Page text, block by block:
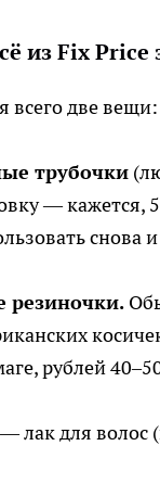
из Fix Price
всего две вещи:
трубочки
— кажется,
снова
резиночки.
рублей
лак для волос